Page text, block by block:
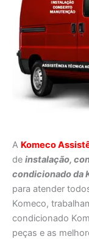
A Komeco
de instalação,
condicionado da
para atender
Komeco,
condicionado
peças e as